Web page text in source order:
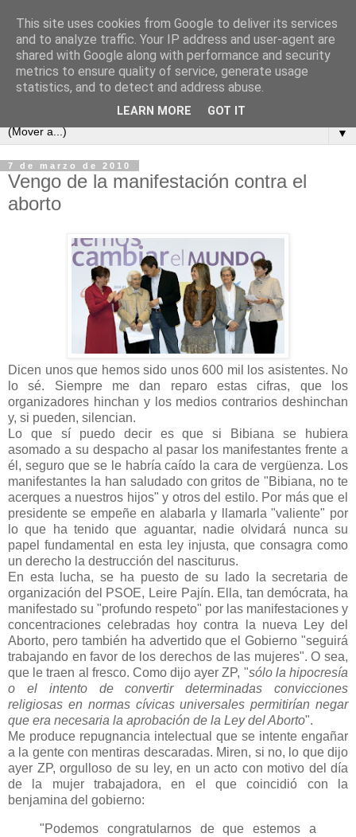
▼
7 de marzo de 2010
Vengo de la manifestación contra el
aborto
Dicen unos que hemos sido unos 600 mil los asistentes. No
lo sé. Siempre me dan reparo estas cifras, que los
organizadores hinchan y los medios contrarios deshinchan
y, si pueden, silencian.
Lo que sí puedo decir es que si Bibiana se hubiera
asomado a su despacho al pasar los manifestantes frente a
él, seguro que se le habría caído la cara de vergüenza. Los
manifestantes la han saludado con gritos de "Bibiana, no te
acerques a nuestros hijos" y otros del estilo. Por más que el
presidente se empeñe en alabarla y llamarla "valiente" por
lo que ha tenido que aguantar, nadie olvidará nunca su
papel fundamental en esta ley injusta, que consagra como
un derecho la destrucción del nasciturus.
En esta lucha, se ha puesto de su lado la secretaria de
organización del PSOE, Leire Pajín. Ella, tan demócrata, ha
manifestado su "profundo respeto" por las manifestaciones y
concentraciones celebradas hoy contra la nueva Ley del
Aborto, pero también ha advertido que el Gobierno "seguirá
trabajando en favor de los derechos de las mujeres". O sea,
que le traen al fresco. Como dijo ayer ZP, "sólo la hipocresía
o el intento de convertir determinadas convicciones
religiosas en normas cívicas universales permitirían negar
que era necesaria la aprobación de la Ley del Aborto".
Me produce repugnancia intelectual que se intente engañar
a la gente con mentiras descaradas. Miren, si no, lo que dijo
ayer ZP, orgulloso de su ley, en un acto con motivo del día
de la mujer trabajadora, en el que coincidió con la
benjamina del gobierno:
"Podemos congratularnos de que estemos a
This site uses cookies from Google to deliver its services
and to analyze traffic. Your IP address and user-agent are
shared with Google along with performance and security
metrics to ensure quality of service, generate usage
statistics, and to detect and address abuse.
LEARN MORE GOT IT